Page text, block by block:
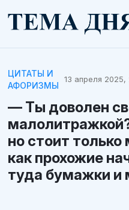
ЦИТАТЫ И
АФОРИЗМЫ
13 апреля 2025,
— Ты доволен
но стоит
как прохожие
туда бумажки и